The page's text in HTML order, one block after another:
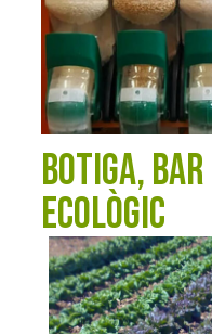
BOTIGA,
ECOLÒGIC